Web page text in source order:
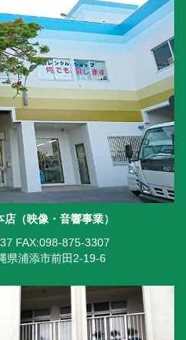
（映像・音響事業）
FAX:098-875-3307
県浦添市前田2-19-6